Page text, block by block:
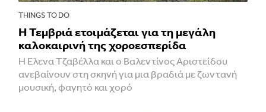
THINGS TO DO
Η Τεμβριά ετοιμάζεται για τη μεγάλη
καλοκαιρινή της χοροεσπερίδα
Η Έλενα Τζαβέλλα και ο Βαλεντίνος Αριστείδου
ανεβαίνουν στη σκηνή για μια βραδιά με ζωντανή
μουσική, φαγητό και χορό